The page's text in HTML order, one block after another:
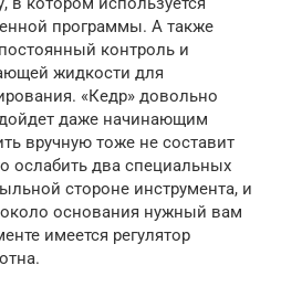
программы. А также
контроль и
жидкости для
«Кедр» довольно
даже начинающим
вручную тоже не составит
ослабить два специальных
стороне инструмента, и
основания нужный вам
имеется регулятор